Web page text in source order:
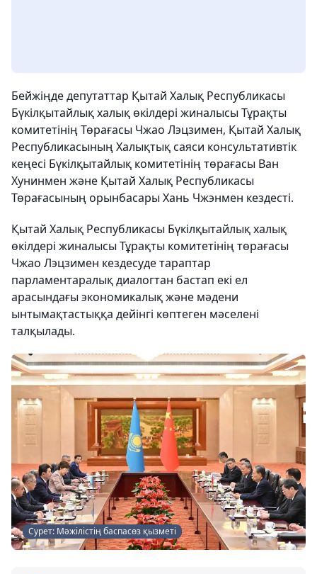
Бейжіңде депутаттар Қытай Халық Республикасы
Бүкілқытайлық халық өкілдері жиналысы Тұрақты
комитетінің Төрағасы Чжао Лэцзимен, Қытай Халық
Республикасының Халықтық саяси консультативтік
кеңесі Бүкілқытайлық комитетінің төрағасы Ван
Хунинмен және Қытай Халық Республикасы
Төрағасының орынбасары Хань Чжэнмен кездесті.
Қытай Халық Республикасы Бүкілқытайлық халық
өкілдері жиналысы Тұрақты комитетінің төрағасы
Чжао Лэцзимен кездесуде тараптар
парламентаралық диалогтан бастап екі ел
арасындағы экономикалық және мәдени
ынтымақтастыққа дейінгі көптеген мәселені
талқылады.
Сурет: Мәжілістің баспасөз қызметі